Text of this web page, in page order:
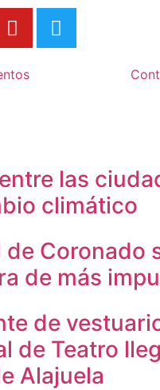
las
climático
Coronado
de más
de
de Teatro
Alajuela